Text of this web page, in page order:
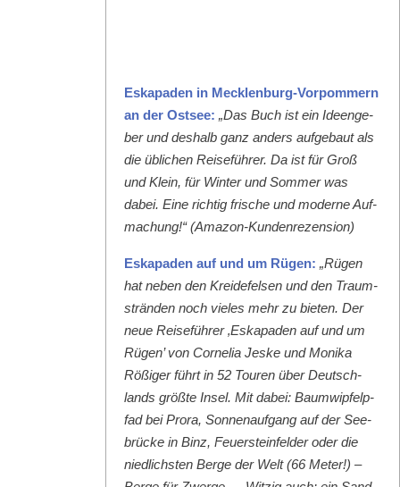
Eska­paden in Meck­len­burg-Vor­pom­mern
an der Ost­see: „Das Buch ist ein Ideenge­
ber und deshalb ganz anders aufge­baut als
die üblichen Reise­führer. Da ist für Groß
und Klein, für Win­ter und Som­mer was
dabei. Eine richtig frische und mod­erne Auf­
machung!“ (Ama­zon-Kun­den­rezen­sion)
Eska­paden auf und um Rügen: „Rügen
hat neben den Krei­de­felsen und den Traum­
strän­den noch vieles mehr zu bieten. Der
neue Reise­führer ‚Eska­paden auf und um
Rügen’ von Cor­nelia Jeske und Moni­ka
Rößiger führt in 52 Touren über Deutsch­
lands größte Insel. Mit dabei: Baumwipfelp­
fad bei Pro­ra, Son­nenauf­gang auf der See­
brücke in Binz, Feuer­ste­in­felder oder die
niedlich­sten Berge der Welt (66 Meter!) –